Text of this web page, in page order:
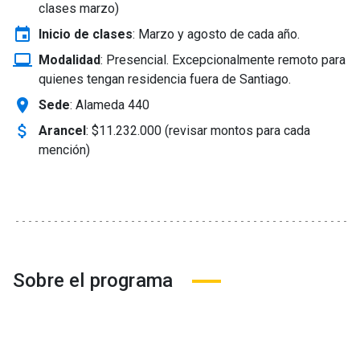
clases marzo)
event Inicio de clases: Marzo y agosto de cada año.
laptop_windows Modalidad: Presencial. Excepcionalmente remoto para
quienes tengan residencia fuera de Santiago.
location_on Sede: Alameda 440
attach_money Arancel: $11.232.000 (revisar montos para cada
mención)
Sobre el programa